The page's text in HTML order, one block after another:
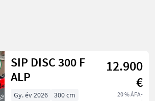
Ország Szűrők
95 eredmény
SIP DISC 300 F
ALP
12.900
€
20 % ÁFA-
Gy. év 2026
300 cm